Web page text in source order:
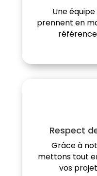
Une
prennent en
Respect
Grâce à
mettons tout
vos